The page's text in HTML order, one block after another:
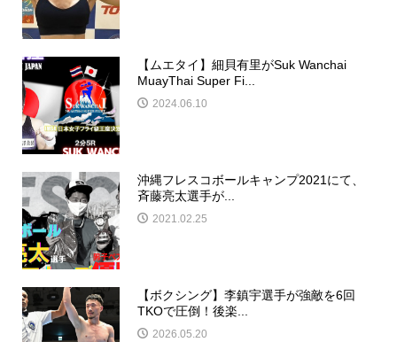
【ムエタイ】細貝有里がSuk Wanchai
MuayThai Super Fi...
2024.06.10
沖縄フレスコボールキャンプ2021にて、
斉藤亮太選手が...
2021.02.25
【ボクシング】李鎮宇選手が強敵を6回
TKOで圧倒！後楽...
2026.05.20